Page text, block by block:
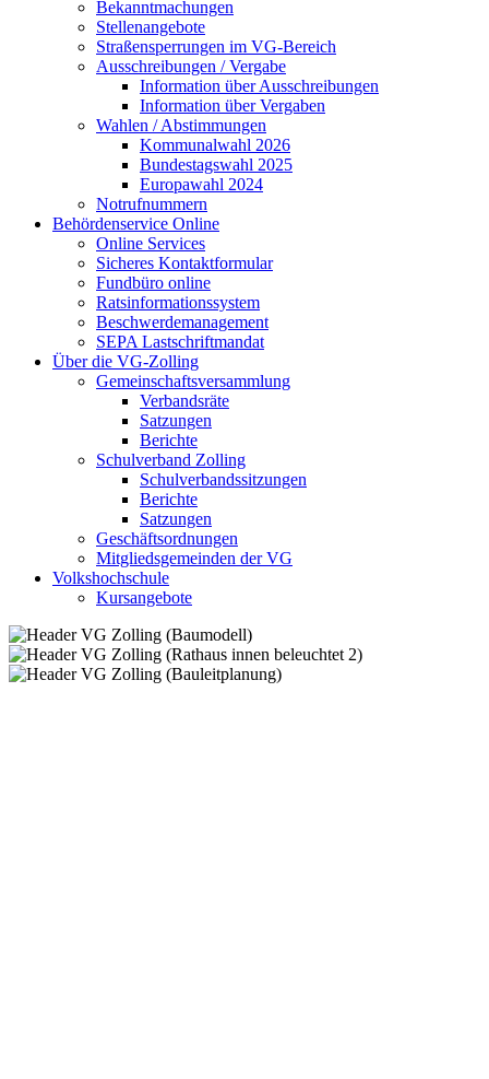
Bekanntmachungen
Stellenangebote
Straßensperrungen im VG-Bereich
Ausschreibungen / Vergabe
Information über Ausschreibungen
Information über Vergaben
Wahlen / Abstimmungen
Kommunalwahl 2026
Bundestagswahl 2025
Europawahl 2024
Notrufnummern
Behördenservice Online
Online Services
Sicheres Kontaktformular
Fundbüro online
Ratsinformationssystem
Beschwerdemanagement
SEPA Lastschriftmandat
Über die VG-Zolling
Gemeinschaftsversammlung
Verbandsräte
Satzungen
Berichte
Schulverband Zolling
Schulverbandssitzungen
Berichte
Satzungen
Geschäftsordnungen
Mitgliedsgemeinden der VG
Volkshochschule
Kursangebote